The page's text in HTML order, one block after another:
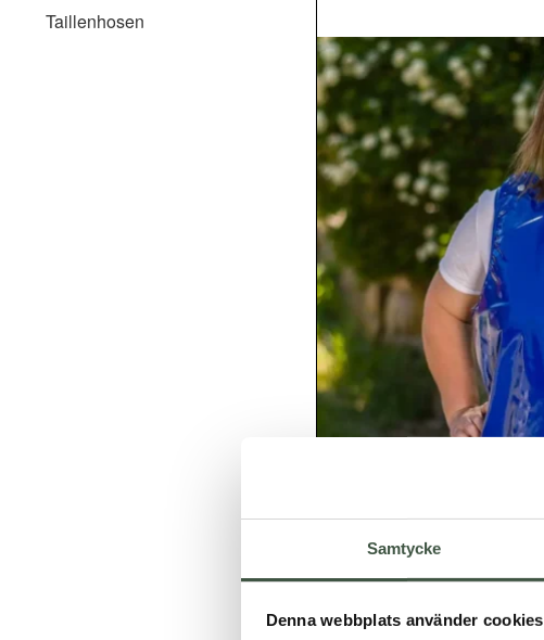
Samtycke
Denna webbplats använder cookies
Taillenhosen